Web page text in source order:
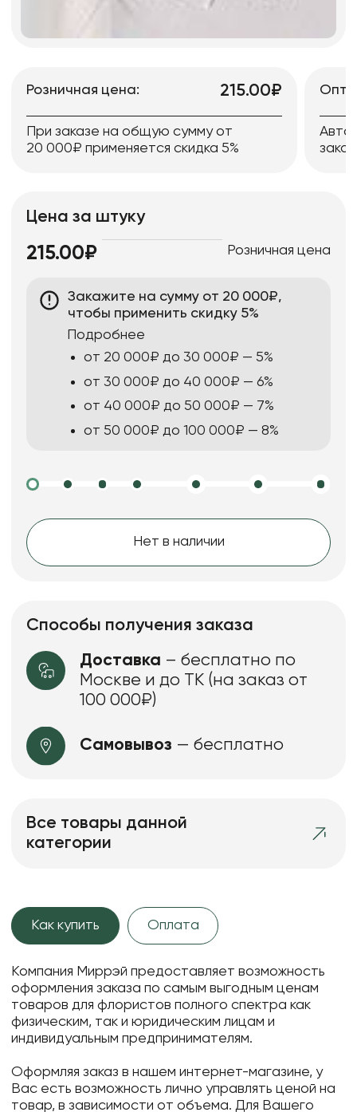
Розничная цена: 215.00₽
При заказе на общую сумму от
20 000₽ применяется скидка 5%
Цена за штуку
215.00₽ Розничная цена
Закажите на сумму от 20 000₽,
чтобы применить скидку 5%
Подробнее
от 20 000₽ до 30 000₽ — 5%
от 30 000₽ до 40 000₽ — 6%
от 40 000₽ до 50 000₽ — 7%
от 50 000₽ до 100 000₽ — 8%
Нет в наличии
Способы получения заказа
Доставка – бесплатно по
Москве и до ТК (на заказ от
100 000₽)
Самовывоз — бесплатно
Все товары данной
категории
Как купить Оплата
Компания Миррэй предоставляет возможность
оформления заказа по самым выгодным ценам
товаров для флористов полного спектра как
физическим, так и юридическим лицам и
индивидуальным предпринимателям.
Оформляя заказ в нашем интернет-магазине, у
Вас есть возможность лично управлять ценой на
товар, в зависимости от объема. Для Вашего